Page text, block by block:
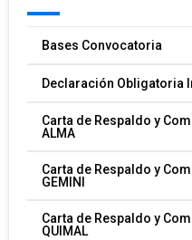
Bases Convocatoria
Declaración Obligatoria
Carta de Respaldo y
ALMA
Carta de Respaldo y
GEMINI
Carta de Respaldo y
QUIMAL